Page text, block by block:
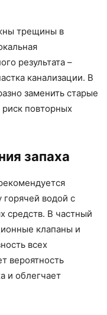
трещины в
результата –
канализации. В
заменить старые
повторных
запаха
водой с
средств. В частный
клапаны и
всех
вероятность
и облегчает